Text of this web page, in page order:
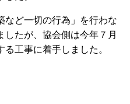
ど一切の行為」を行わな
したが、協会側は今年７月
工事に着手しました。